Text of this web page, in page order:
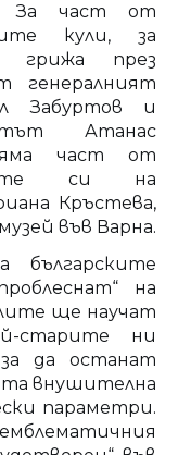
. За част от
кули, за
грижа през
генералният
Забуртов и
Атанас
част от
си на
Кръстева,
във Варна.
българските
на
ще научат
старите ни
да останат
внушителна
параметри.